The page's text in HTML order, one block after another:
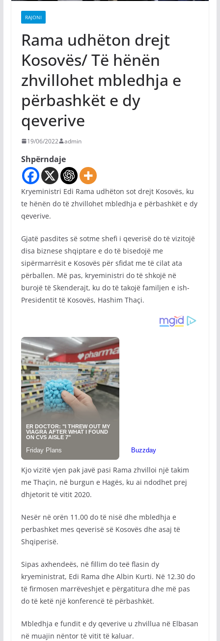
RAJONI
Rama udhëton drejt
Kosovës/ Të hënën
zhvillohet mbledhja e
përbashkët e dy
qeverive
19/06/2022 admin
Shpërndaje
Kryeministri Edi Rama udhëton sot drejt Kosovës, ku
te hënën do të zhvillohet mbledhja e përbashkët e dy
qeverive.
Gjatë pasdites së sotme shefi i qeverisë do të vizitojë
disa biznese shqiptare e do të bisedojë me
sipërmarrësit e Kosovës për sfidat me të cilat ata
përballen. Më pas, kryeministri do të shkojë në
burojë të Skenderajt, ku do të takojë familjen e ish-
Presidentit të Kosovës, Hashim Thaçi.
Kjo vizitë vjen pak javë pasi Rama zhvilloi një takim
me Thaçin, në burgun e Hagës, ku ai ndodhet prej
dhjetorit të vitit 2020.
Nesër në orën 11.00 do të nisë dhe mbledhja e
perbashket mes qeverisë së Kosovës dhe asaj të
Shqiperisë.
Sipas axhendeës, në fillim do teë flasin dy
kryeministrat, Edi Rama dhe Albin Kurti. Në 12.30 do
të firmosen marrëveshjet e përgatitura dhe më pas
do të ketë një konferencë të përbashkët.
Mbledhja e fundit e dy qeverive u zhvillua në Elbasan
në muajin nëntor të vitit të kaluar.